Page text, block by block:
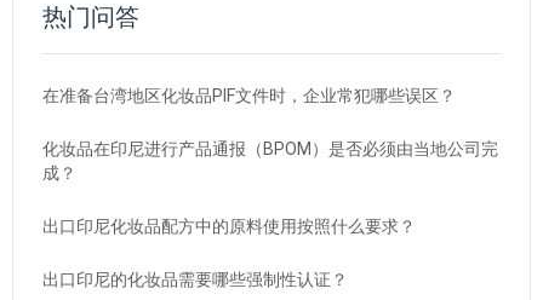
热门问答
在准备台湾地区化妆品PIF文件时，企业常犯哪些误区？
化妆品在印尼进行产品通报（BPOM）是否必须由当地公司完
成？
出口印尼化妆品配方中的原料使用按照什么要求？
出口印尼的化妆品需要哪些强制性认证？